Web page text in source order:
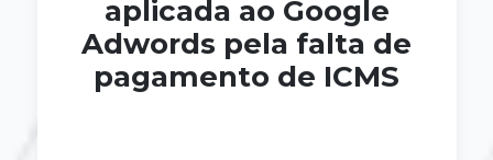
aplicada ao Google
Adwords pela falta de
pagamento de ICMS